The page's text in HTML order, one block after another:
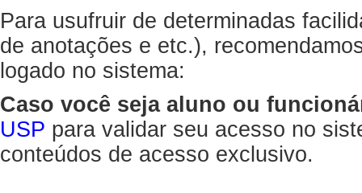
Para usufruir de determinadas
de anotações e etc.),
logado no sistema:
Caso você seja aluno ou
USP para validar seu acesso no
conteúdos de acesso exclusivo.